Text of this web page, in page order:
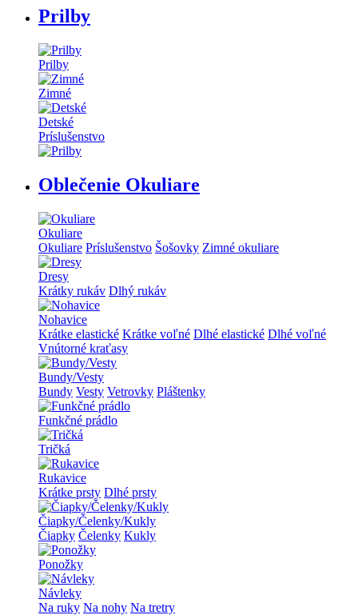
Prilby
Prilby
Zimné
Detské
Príslušenstvo
Oblečenie Okuliare
Okuliare
Okuliare Príslušenstvo Šošovky Zimné okuliare
Dresy
Krátky rukáv Dlhý rukáv
Nohavice
Krátke elastické Krátke voľné Dlhé elastické Dlhé voľné
Vnútorné kraťasy
Bundy/Vesty
Bundy Vesty Vetrovky Pláštenky
Funkčné prádlo
Tričká
Rukavice
Krátke prsty Dlhé prsty
Čiapky/Čelenky/Kukly
Čiapky Čelenky Kukly
Ponožky
Návleky
Na ruky Na nohy Na tretry